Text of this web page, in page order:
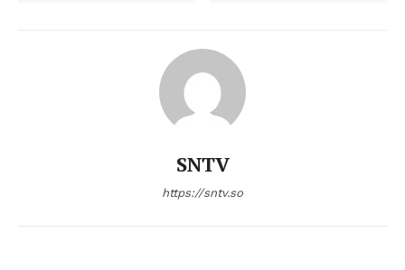
SNTV
https://sntv.so